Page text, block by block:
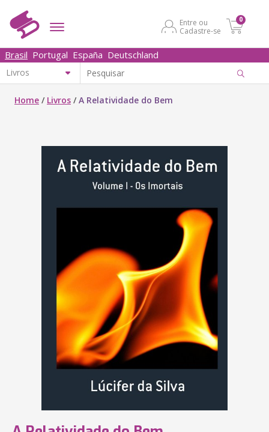
Entre ou
Cadastre-se
0
Brasil Portugal España Deutschland
Home / Livros /A Relatividade do Bem